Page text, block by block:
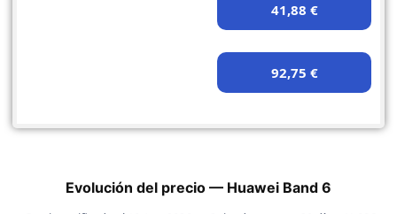
41,88 €
92,75 €
Evolución del precio — Huawei Band 6